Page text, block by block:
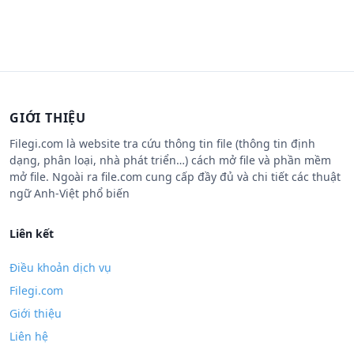
GIỚI THIỆU
Filegi.com là website tra cứu thông tin file (thông tin định
dạng, phân loại, nhà phát triển…) cách mở file và phần mềm
mở file. Ngoài ra file.com cung cấp đầy đủ và chi tiết các thuật
ngữ Anh-Việt phổ biến
Liên kết
Điều khoản dịch vụ
Filegi.com
Giới thiệu
Liên hệ